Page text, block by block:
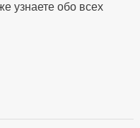
узнаете обо всех